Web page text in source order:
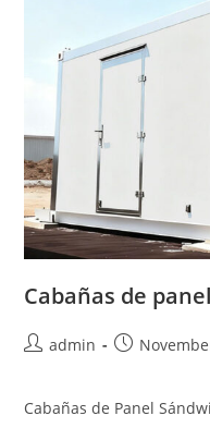
Cabañas de
Postadmin
Post
Cabañas de Panel